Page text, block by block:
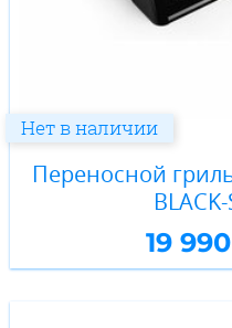
Переносной гриль
BLACK-
19
Нет в наличии